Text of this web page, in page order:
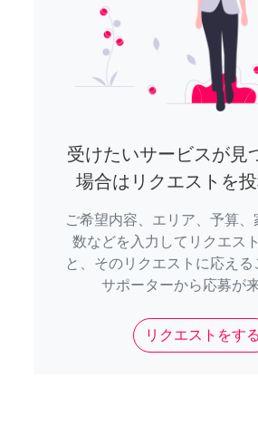
受けたいサービスが見
場合はリクエストを
ご希望内容、エリア、予算、
数などを入力してリクエス
と、そのリクエストに応える
サポーターから応募が
リクエストをする